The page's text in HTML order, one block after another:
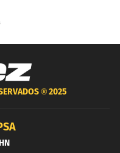
®2025